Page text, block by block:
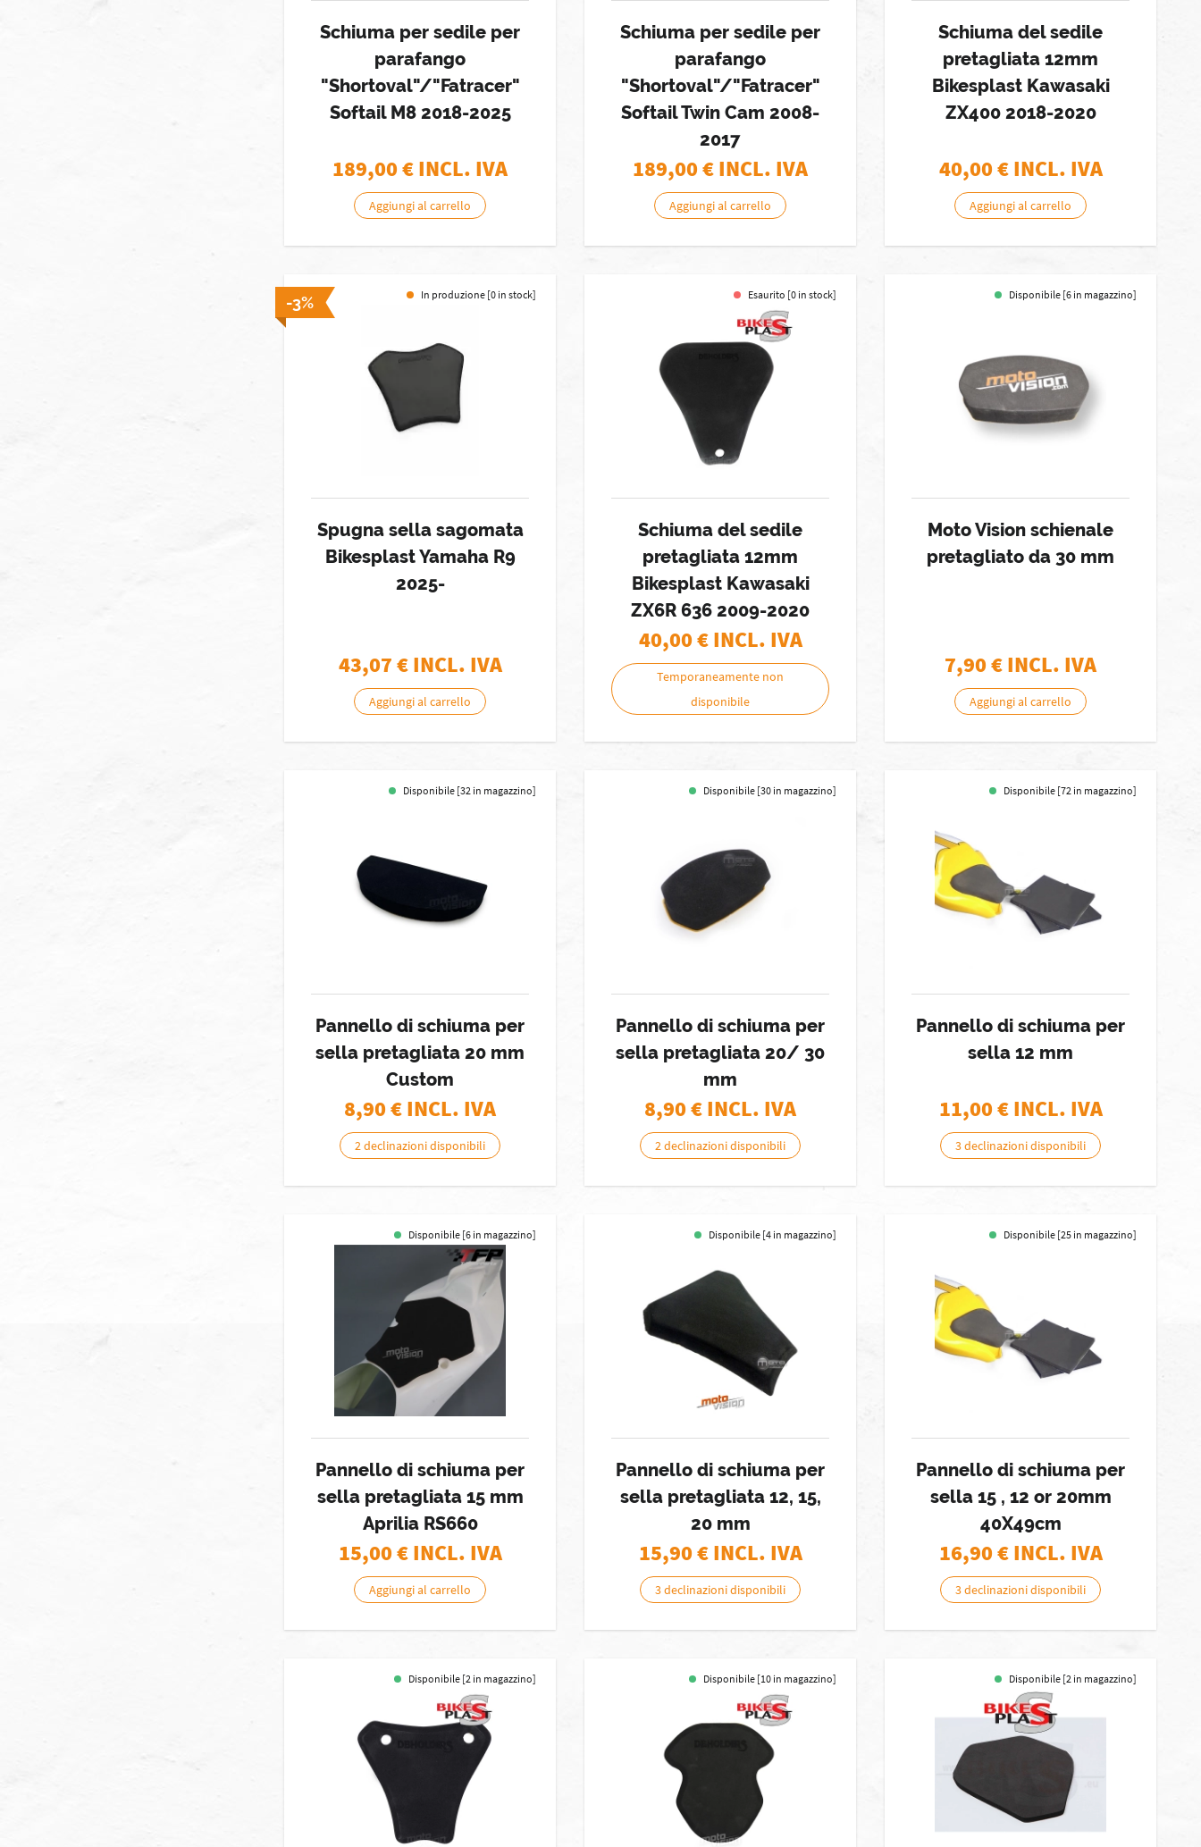
Schiuma per sedile per
parafango
"Shortoval"/"Fatracer"
Softail M8 2018-2025
189,00€ INCL. IVA
Aggiungi al carrello
Schiuma per sedile per
parafango
"Shortoval"/"Fatracer"
Softail Twin Cam 2008-
2017
189,00€ INCL. IVA
Aggiungi al carrello
Schiuma del sedile
pretagliata 12mm
Bikesplast Kawasaki
ZX400 2018-2020
40,00€ INCL. IVA
Aggiungi al carrello
-3% In produzione [0 in stock]
Spugna sella sagomata
Bikesplast Yamaha R9
2025-
43,07€ INCL. IVA
Aggiungi al carrello
Esaurito [0 in stock]
Schiuma del sedile
pretagliata 12mm
Bikesplast Kawasaki
ZX6R 636 2009-2020
40,00€ INCL. IVA
Temporaneamente non
disponibile
Disponibile [6 in magazzino]
Moto Vision schienale
pretagliato da 30 mm
7,90€ INCL. IVA
Aggiungi al carrello
Disponibile [32 in magazzino]
Pannello di schiuma per
sella pretagliata 20 mm
Custom
8,90€ INCL. IVA
2 declinazioni disponibili
Disponibile [30 in magazzino]
Pannello di schiuma per
sella pretagliata 20/ 30
mm
8,90€ INCL. IVA
2 declinazioni disponibili
Disponibile [72 in magazzino]
Pannello di schiuma per
sella 12 mm
11,00€ INCL. IVA
3 declinazioni disponibili
Disponibile [6 in magazzino]
Pannello di schiuma per
sella pretagliata 15 mm
Aprilia RS660
15,00€ INCL. IVA
Aggiungi al carrello
Disponibile [4 in magazzino]
Pannello di schiuma per
sella pretagliata 12, 15,
20 mm
15,90€ INCL. IVA
3 declinazioni disponibili
Disponibile [25 in magazzino]
Pannello di schiuma per
sella 15 , 12 or 20mm
40X49cm
16,90€ INCL. IVA
3 declinazioni disponibili
Disponibile [2 in magazzino] Disponibile [10 in magazzino] Disponibile [2 in magazzino]